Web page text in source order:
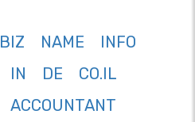
BIZ NAME
INFO
IN DE
CO.IL
ACCOUNTANT